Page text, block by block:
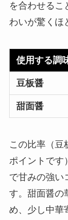
を合わせるこ
わいが驚くほ
使用する調
豆板醤
甜面醤
この比率（豆
ポイントです
で甘みの強い
す。甜面醤の
め、少し中華